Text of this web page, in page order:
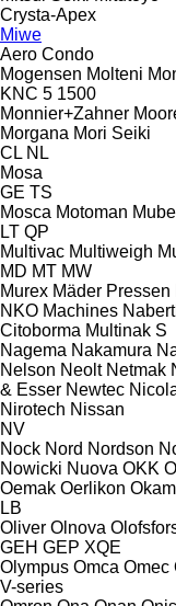
Crysta-Apex
Miwe
Aero Condo
Mogensen Molteni
KNC 5 1500
Monnier+Zahner
Morgana Mori Seiki
CL NL
Mosa
GE TS
Mosca Motoman
LT QP
Multivac Multiweigh
MD MT MW
Murex Mäder Pressen
NKO Machines
Citoborma Multinak S
Nagema Nakamura
Nelson Neolt Netmak
& Esser Newtec
Nirotech Nissan
NV
Nock Nord Nordson
Nowicki Nuova OKK
Oemak Oerlikon
LB
Oliver Olnova
GEH GEP XQE
Olympus Omca Omec
V-series